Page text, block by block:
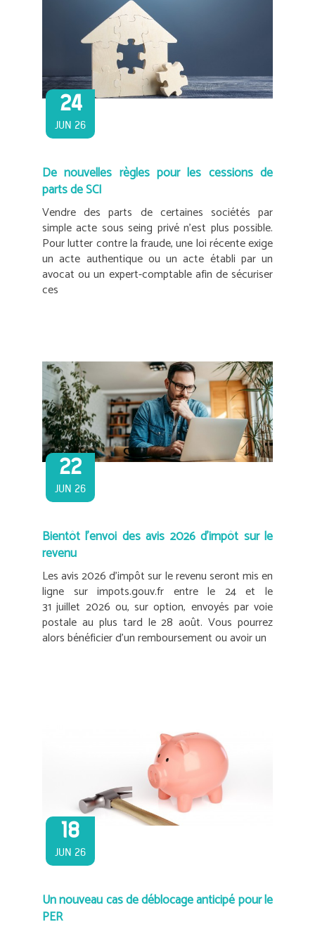
24
JUN 26
De nouvelles règles pour les cessions de
parts de SCI
Vendre des parts de certaines sociétés par
simple acte sous seing privé n’est plus possible.
Pour lutter contre la fraude, une loi récente exige
un acte authentique ou un acte établi par un
avocat ou un expert-comptable afin de sécuriser
ces
22
JUN 26
Bientôt l’envoi des avis 2026 d’impôt sur le
revenu
Les avis 2026 d’impôt sur le revenu seront mis en
ligne sur impots.gouv.fr entre le 24 et le
31 juillet 2026 ou, sur option, envoyés par voie
postale au plus tard le 28 août. Vous pourrez
alors bénéficier d’un remboursement ou avoir un
18
JUN 26
Un nouveau cas de déblocage anticipé pour le
PER